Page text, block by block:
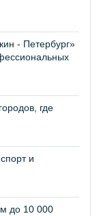
- Петербург»
где
и
до 10 000